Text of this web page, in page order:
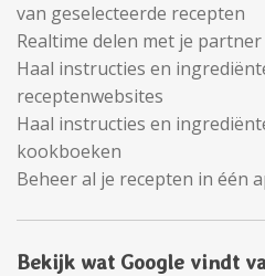
van geselecteerde recepten
Realtime delen met je partner
Haal instructies en
receptenwebsites
Haal instructies en
kookboeken
Beheer al je recepten in één
Bekijk wat Google vindt